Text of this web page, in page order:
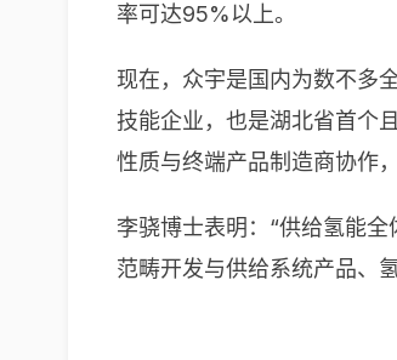
率可达95%以上。
现在，众宇是国内为数不多
技能企业，也是湖北省首个
性质与终端产品制造商协作
李骁博士表明：“供给氢能
范畴开发与供给系统产品、